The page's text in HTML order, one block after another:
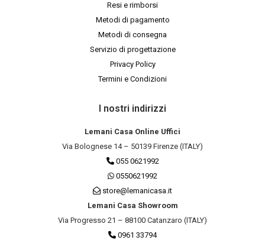
Resi e rimborsi
Metodi di pagamento
Metodi di consegna
Servizio di progettazione
Privacy Policy
Termini e Condizioni
I nostri indirizzi
Lemani Casa Online Uffici
Via Bolognese 14 – 50139 Firenze (ITALY)
055 0621992
0550621992
store@lemanicasa.it
Lemani Casa Showroom
Via Progresso 21 – 88100 Catanzaro (ITALY)
0961 33794